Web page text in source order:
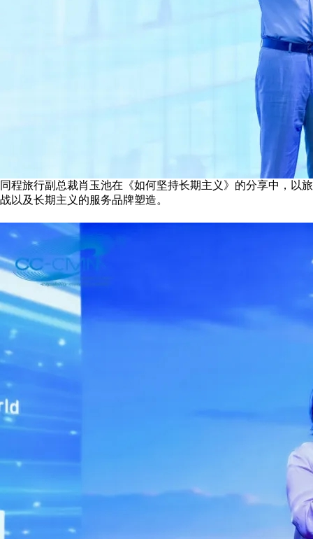
同程旅行副总裁肖玉池在《如何坚持长期主义》的分享中，以
战以及长期主义的服务品牌塑造。